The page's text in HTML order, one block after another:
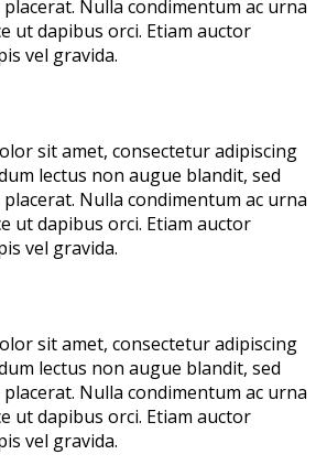
Nulla condimentum ac urna
ut dapibus orci. Etiam auctor
vel gravida.
sit amet, consectetur adipiscing
lectus non augue blandit, sed
Nulla condimentum ac urna
ut dapibus orci. Etiam auctor
vel gravida.
sit amet, consectetur adipiscing
lectus non augue blandit, sed
Nulla condimentum ac urna
ut dapibus orci. Etiam auctor
vel gravida.